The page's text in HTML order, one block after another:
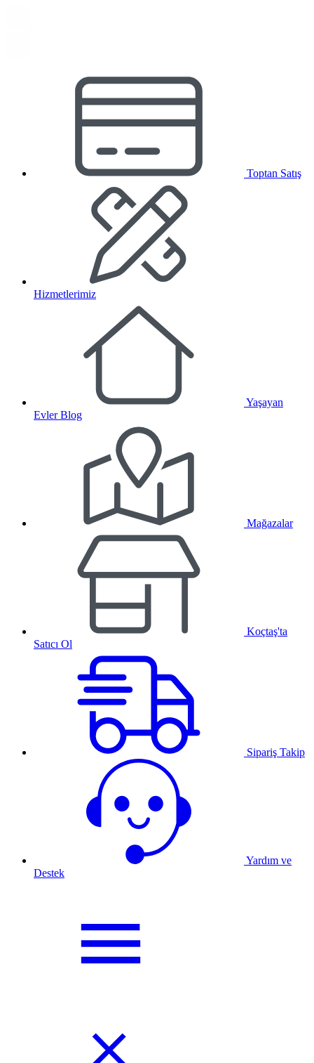
Toptan Satış
Hizmetlerimiz
Yaşayan
Evler Blog
Mağazalar
Koçtaş'ta
Satıcı Ol
Sipariş Takip
Yardım ve
Destek